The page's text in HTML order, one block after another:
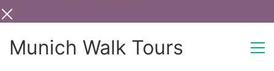
Munich Walk Tours